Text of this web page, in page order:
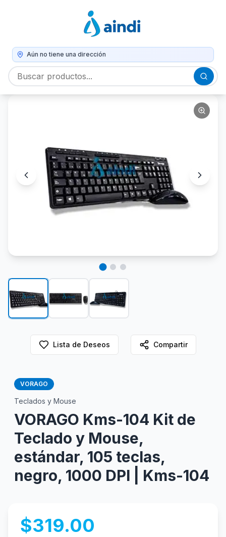
Aún no tiene una dirección
Lista de Deseos Compartir
VORAGO
Teclados y Mouse
VORAGO Kms-104 Kit de
Teclado y Mouse,
estándar, 105 teclas,
negro, 1000 DPI | Kms-104
$319.00